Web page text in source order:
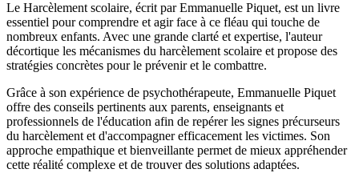
Le Harcèlement scolaire, écrit par Emmanuelle Piquet, est un livre
essentiel pour comprendre et agir face à ce fléau qui touche de
nombreux enfants. Avec une grande clarté et expertise, l'auteur
décortique les mécanismes du harcèlement scolaire et propose des
stratégies concrètes pour le prévenir et le combattre.
Grâce à son expérience de psychothérapeute, Emmanuelle Piquet
offre des conseils pertinents aux parents, enseignants et
professionnels de l'éducation afin de repérer les signes précurseurs
du harcèlement et d'accompagner efficacement les victimes. Son
approche empathique et bienveillante permet de mieux appréhender
cette réalité complexe et de trouver des solutions adaptées.